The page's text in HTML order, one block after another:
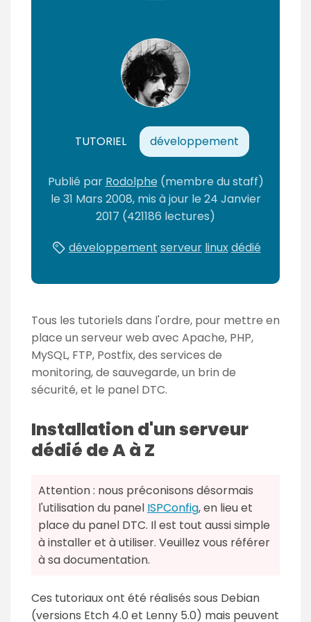
TUTORIEL développement
Publié par Rodolphe (membre du staff)
le31 Mars 2008, mis à jour le24 Janvier
2017 (421186 lectures)
développement serveur linuxdédié
Tous les tutoriels dans l'ordre, pour mettre en
place un serveur web avec Apache, PHP,
MySQL, FTP, Postfix, des services de
monitoring, de sauvegarde, un brin de
sécurité, et le panel DTC.
Installation d'un serveur
dédié de A à Z
Attention : nous préconisons désormais
l'utilisation du panel ISPConfig, en lieu et
place du panel DTC. Il est tout aussi simple
à installer et à utiliser. Veuillez vous référer
à sa documentation.
Ces tutoriaux ont été réalisés sous Debian
(versions Etch 4.0 et Lenny 5.0) mais peuvent